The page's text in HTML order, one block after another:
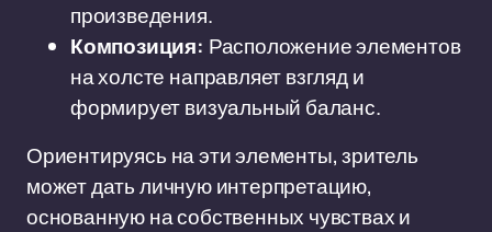
произведения.
Композиция: Расположение элементов
на холсте направляет взгляд и
формирует визуальный баланс.
Ориентируясь на эти элементы, зритель
может дать личную интерпретацию,
основанную на собственных чувствах и